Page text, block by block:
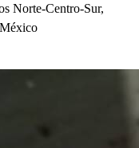
s Norte-Centro-Sur,